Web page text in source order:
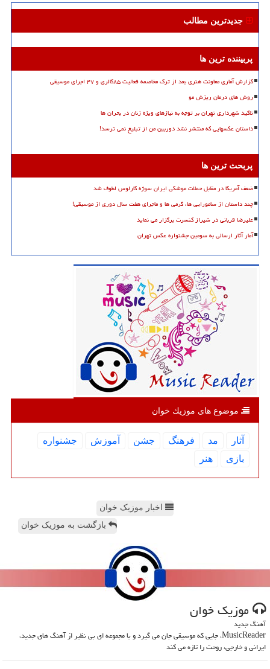
جدیدترین مطالب
پربیننده ترین ها
گزارش آماری معاونت هنری بعد از ترک مخاصمه فعالیت ۸۵گالری و ۴۷ اجرای موسیقی
روش های درمان ریزش مو
تاکید شهرداری تهران بر توجه به نیازهای ویژه زنان در بحران ها
داستان عکسهایی که منتشر نشد دوربین من از تبلیغ نمی ترسد!
پربحث ترین ها
ضعف آمریکا در مقابل حملات موشکی ایران سوژه کارلوس لطوف شد
چند داستان از سامورایی ها، گرمی ها و ماجرای هفت سال دوری از موسیقی!
علیرضا قربانی در شیراز کنسرت برگزار می نماید
آمار آثار ارسالی به سومین جشنواره عکس تهران
موضوع های موزیك خوان
آثار مد فرهنگ جشن آموزش
جشنواره
بازی
هنر
اخبار موزیک خوان
بازگشت به موزیک خوان
موزیك خوان
آهنگ جدید
MusicReader، جایی که موسیقی جان می گیرد و با مجموعه ای بی نظیر از آهنگ های جدید،
ایرانی و خارجی، روحت را تازه می کند